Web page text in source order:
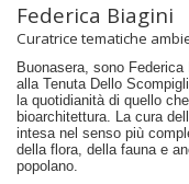
Federica Biagini
Curatrice tematiche
Buonasera, sono
alla Tenuta Dello
la quotidianità di quello
bioarchitettura. La cura
intesa nel senso più
della flora, della fauna e
popolano.